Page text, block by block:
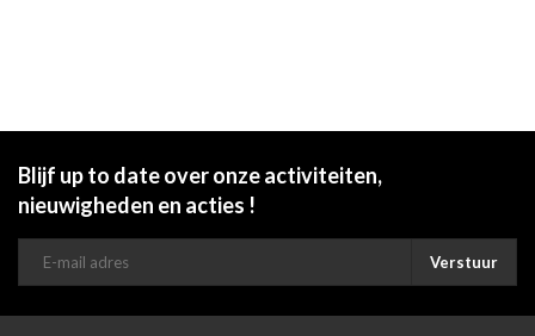
Blijf up to date over onze activiteiten,
nieuwigheden en acties !
Verstuur